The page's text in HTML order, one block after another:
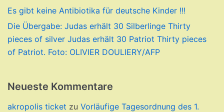
Es gibt keine Antibiotika für deutsche Kinder !!!
Die Übergabe: Judas erhält 30 Silberlinge Thirty
pieces of silver Judas erhält 30 Patriot Thirty pieces
of Patriot. Foto: OLIVIER DOULIERY/AFP
Neueste Kommentare
akropolis ticket zu Vorläufige Tagesordnung des 1.